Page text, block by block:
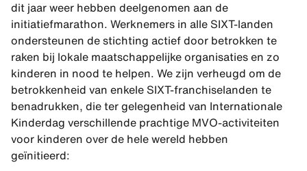
dit jaar weer hebben deelgenomen aan de
initiatiefmarathon. Werknemers in alle SIXT-landen
ondersteunen de stichting actief door betrokken te
raken bij lokale maatschappelijke organisaties en zo
kinderen in nood te helpen. We zijn verheugd om de
betrokkenheid van enkele SIXT-franchiselanden te
benadrukken, die ter gelegenheid van Internationale
Kinderdag verschillende prachtige MVO-activiteiten
voor kinderen over de hele wereld hebben
geïnitieerd: